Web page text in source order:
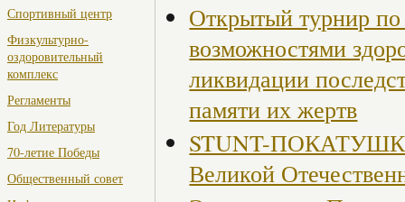
Спортивный центр
Физкультурно-
оздоровительный
комплекс
Регламенты
Год Литературы
70-летие Победы
Общественный совет
Открытый турнир
возможностями
ликвидации
памяти их жертв
STUNT-
Великой